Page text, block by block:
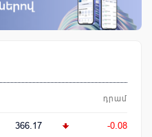
դրամ
366.17 -0.08